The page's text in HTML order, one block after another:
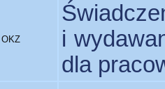
OKZ
i
dla